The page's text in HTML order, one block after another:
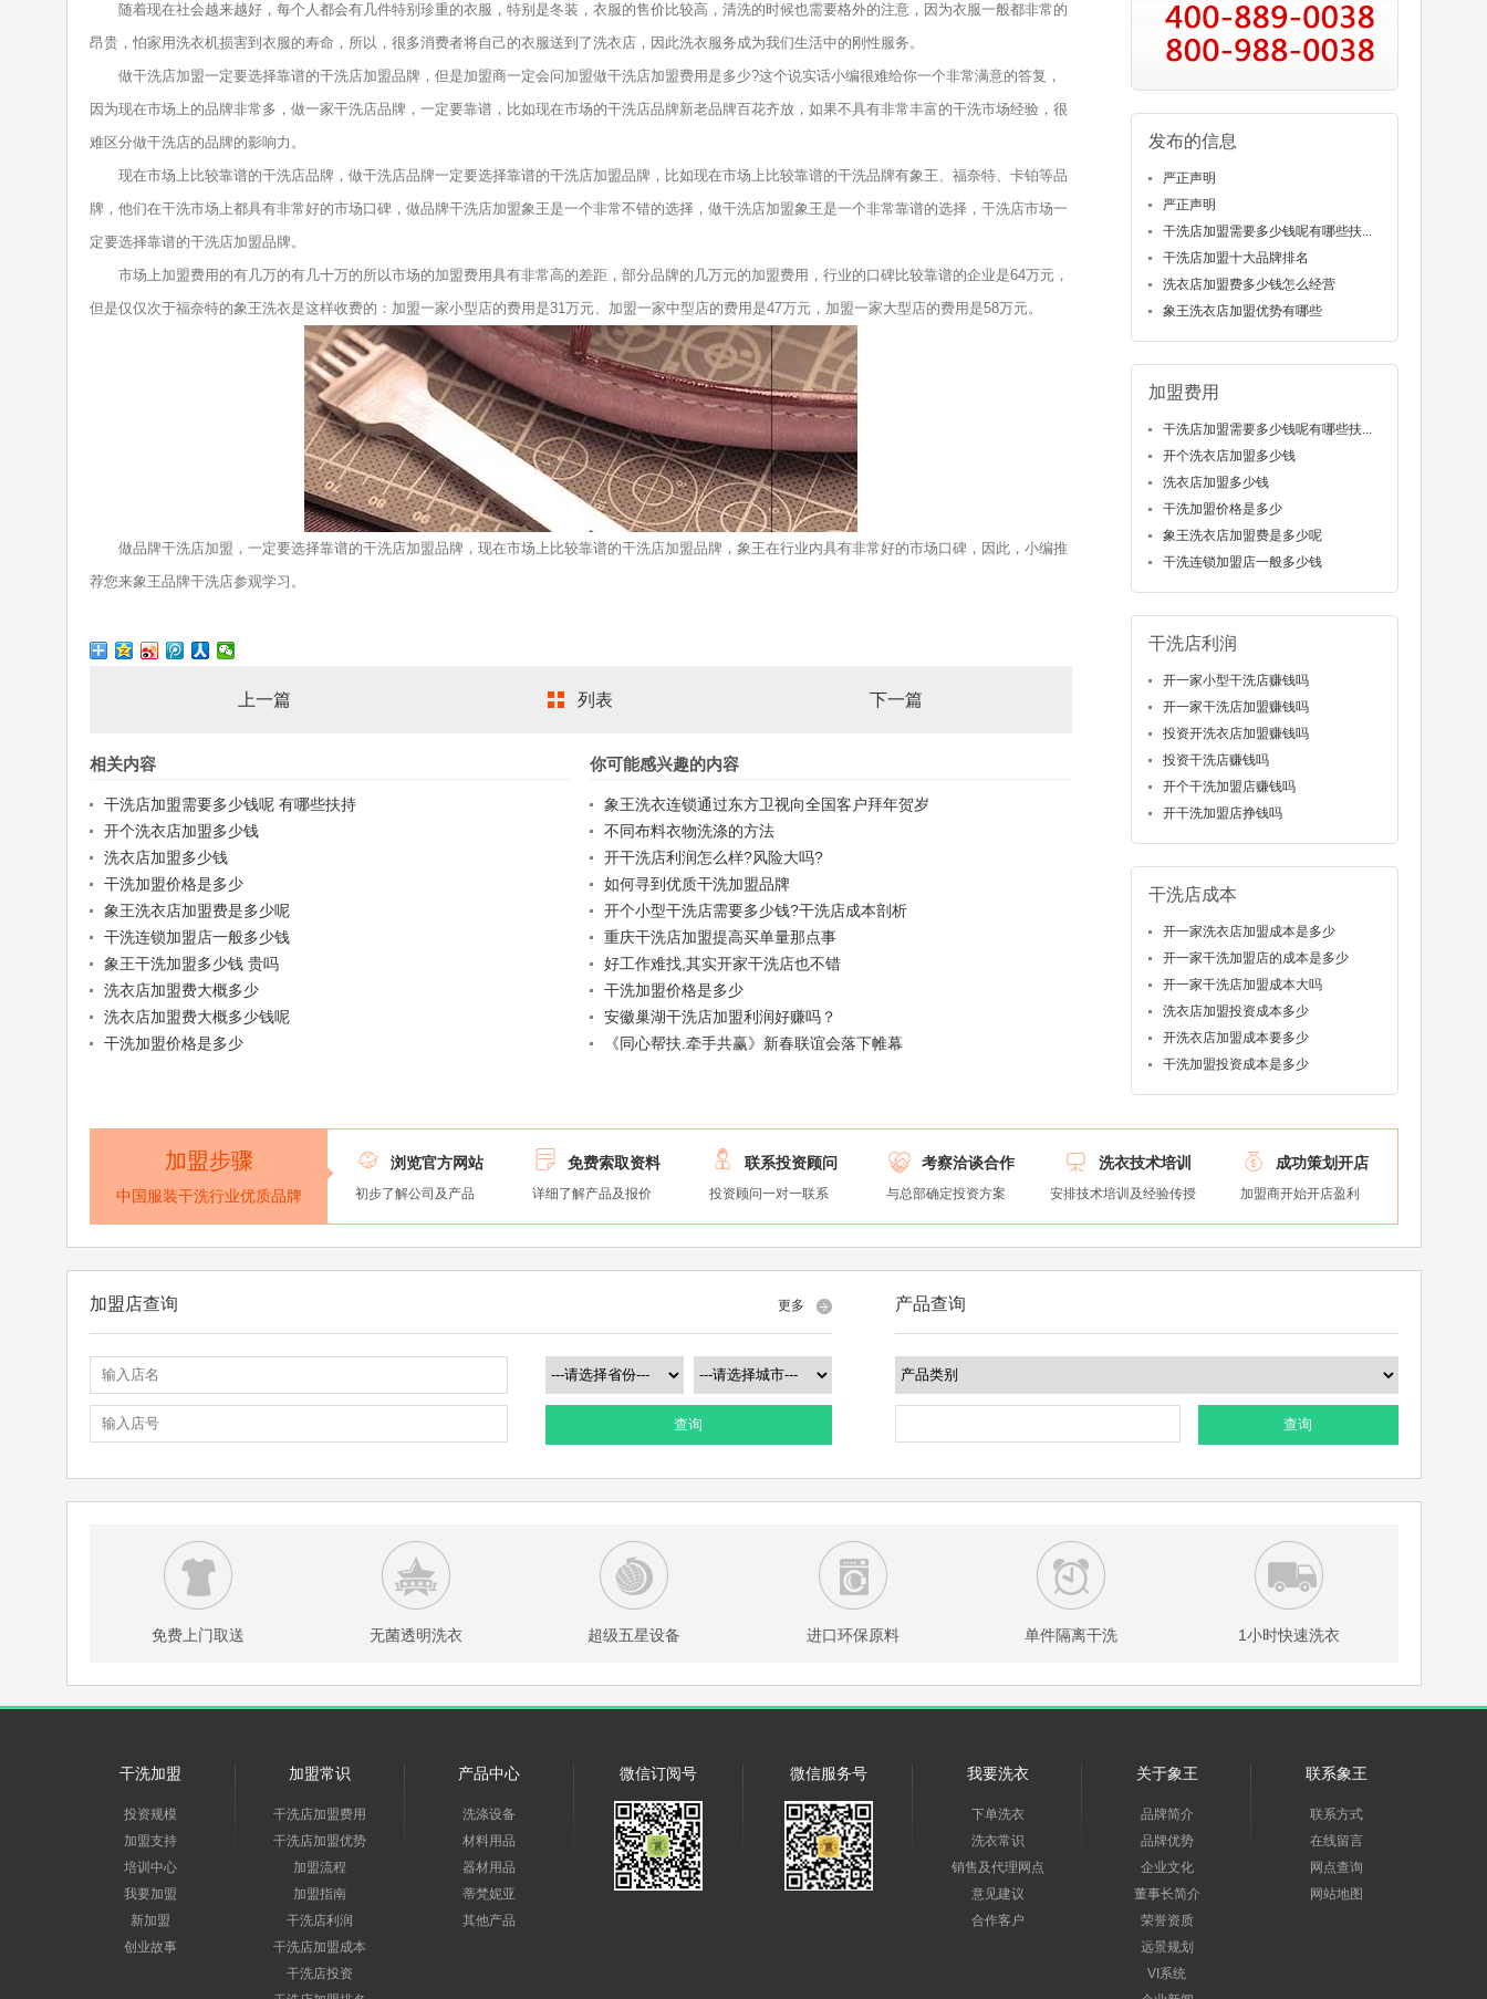
随着现在社会越来越好，每个人都会有几件特别珍重的衣服，特别是冬装，衣服的售价比较高，清洗的时候也需要格外的注意，因为衣服一般都非常的
昂贵，怕家用洗衣机损害到衣服的寿命，所以，很多消费者将自己的衣服送到了洗衣店，因此洗衣服务成为我们生活中的刚性服务。
做干洗店加盟一定要选择靠谱的干洗店加盟品牌，但是加盟商一定会问加盟做干洗店加盟费用是多少?这个说实话小编很难给你一个非常满意的答复，
因为现在市场上的品牌非常多，做一家干洗店品牌，一定要靠谱，比如现在市场的干洗店品牌新老品牌百花齐放，如果不具有非常丰富的干洗市场经验，很
难区分做干洗店的品牌的影响力。
现在市场上比较靠谱的干洗店品牌，做干洗店品牌一定要选择靠谱的干洗店加盟品牌，比如现在市场上比较靠谱的干洗品牌有象王、福奈特、卡铂等品
牌，他们在干洗市场上都具有非常好的市场口碑，做品牌干洗店加盟象王是一个非常不错的选择，做干洗店加盟象王是一个非常靠谱的选择，干洗店市场一
定要选择靠谱的干洗店加盟品牌。
市场上加盟费用的有几万的有几十万的所以市场的加盟费用具有非常高的差距，部分品牌的几万元的加盟费用，行业的口碑比较靠谱的企业是64万元，
但是仅仅次于福奈特的象王洗衣是这样收费的：加盟一家小型店的费用是31万元、加盟一家中型店的费用是47万元，加盟一家大型店的费用是58万元。
做品牌干洗店加盟，一定要选择靠谱的干洗店加盟品牌，现在市场上比较靠谱的干洗店加盟品牌，象王在行业内具有非常好的市场口碑，因此，小编推
荐您来象王品牌干洗店参观学习。
上一篇 列表 下一篇
相关内容
干洗店加盟需要多少钱呢 有哪些扶持
开个洗衣店加盟多少钱
洗衣店加盟多少钱
干洗加盟价格是多少
象王洗衣店加盟费是多少呢
干洗连锁加盟店一般多少钱
象王干洗加盟多少钱 贵吗
洗衣店加盟费大概多少
洗衣店加盟费大概多少钱呢
干洗加盟价格是多少
你可能感兴趣的内容
象王洗衣连锁通过东方卫视向全国客户拜年贺岁
不同布料衣物洗涤的方法
开干洗店利润怎么样?风险大吗?
如何寻到优质干洗加盟品牌
开个小型干洗店需要多少钱?干洗店成本剖析
重庆干洗店加盟提高买单量那点事
好工作难找,其实开家干洗店也不错
干洗加盟价格是多少
安徽巢湖干洗店加盟利润好赚吗？
《同心帮扶.牵手共赢》新春联谊会落下帷幕
发布的信息
严正声明
严正声明
干洗店加盟需要多少钱呢有哪些扶...
干洗店加盟十大品牌排名
洗衣店加盟费多少钱怎么经营
象王洗衣店加盟优势有哪些
加盟费用
干洗店加盟需要多少钱呢有哪些扶...
开个洗衣店加盟多少钱
洗衣店加盟多少钱
干洗加盟价格是多少
象王洗衣店加盟费是多少呢
干洗连锁加盟店一般多少钱
干洗店利润
开一家小型干洗店赚钱吗
开一家干洗店加盟赚钱吗
投资开洗衣店加盟赚钱吗
投资干洗店赚钱吗
开个干洗加盟店赚钱吗
开干洗加盟店挣钱吗
干洗店成本
开一家洗衣店加盟成本是多少
开一家干洗加盟店的成本是多少
开一家干洗店加盟成本大吗
洗衣店加盟投资成本多少
开洗衣店加盟成本要多少
干洗加盟投资成本是多少
加盟步骤
中国服装干洗行业优质品牌
 浏览官方网站
初步了解公司及产品
 免费索取资料
详细了解产品及报价
 联系投资顾问
投资顾问一对一联系
 考察洽谈合作
与总部确定投资方案
 洗衣技术培训
安排技术培训及经验传授
 成功策划开店
加盟商开始开店盈利
加盟店查询 更多
查询
产品查询
查询
免费上门取送 无菌透明洗衣 超级五星设备 进口环保原料 单件隔离干洗 1小时快速洗衣
干洗加盟
投资规模
加盟支持
培训中心
我要加盟
新加盟
创业故事
加盟常识
干洗店加盟费用
干洗店加盟优势
加盟流程
加盟指南
干洗店利润
干洗店加盟成本
干洗店投资
产品中心
洗涤设备
材料用品
器材用品
蒂梵妮亚
其他产品
微信订阅号 微信服务号 我要洗衣
下单洗衣
洗衣常识
销售及代理网点
意见建议
合作客户
关于象王
品牌简介
品牌优势
企业文化
董事长简介
荣誉资质
远景规划
VI系统
联系象王
联系方式
在线留言
网点查询
网站地图